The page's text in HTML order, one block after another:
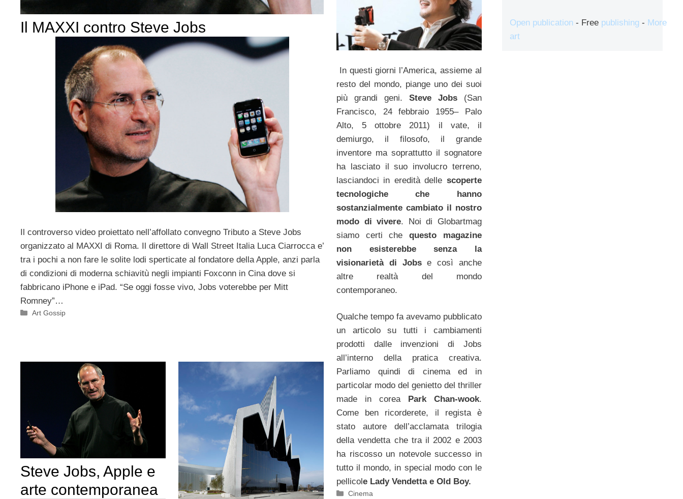
Il MAXXI contro Steve Jobs
Il controverso video proiettato nell’affollato convegno Tributo a Steve Jobs
organizzato al MAXXI di Roma. Il direttore di Wall Street Italia Luca Ciarrocca e’
tra i pochi a non fare le solite lodi sperticate al fondatore della Apple, anzi parla
di condizioni di moderna schiavitù negli impianti Foxconn in Cina dove si
fabbricano iPhone e iPad. “Se oggi fosse vivo, Jobs voterebbe per Mitt
Romney”…
Categorie
Art Gossip
In questi giorni l’America, assieme al
resto del mondo, piange uno dei suoi
più grandi geni. Steve Jobs(San
Francisco, 24 febbraio 1955– Palo
Alto, 5 ottobre 2011) il vate, il
demiurgo, il filosofo, il grande
inventore ma soprattutto il sognatore
ha lasciato il suo involucro terreno,
lasciandoci in eredità delle scoperte
tecnologiche che hanno
sostanzialmente cambiato il nostro
modo di vivere. Noi di Globartmag
siamo certi che questo magazine
non esisterebbe senza la
visionarietà di Jobse così anche
altre realtà del mondo
contemporaneo.
Qualche tempo fa avevamo pubblicato
un articolo su tutti i cambiamenti
prodotti dalle invenzioni di Jobs
all’interno della pratica creativa.
Parliamo quindi di cinema ed in
particolar modo del genietto del thriller
made in coreaPark Chan-wook.
Come ben ricorderete, il regista è
stato autore dell’acclamata trilogia
della vendetta che tra il 2002 e 2003
ha riscosso un notevole successo in
tutto il mondo, in special modo con le
pellicole Lady Vendetta e Old Boy.
Categorie
Cinema
Steve Jobs, Apple e
arte contemporanea
Open publication - Free publishing - More
art